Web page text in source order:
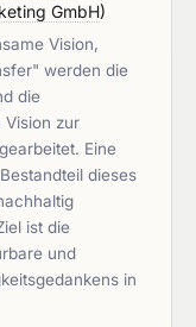
GmbH)
Vision,
werden die
die
Vision zur
Eine
dieses
ist die
und
in